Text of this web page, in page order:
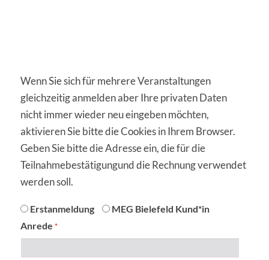
Wenn Sie sich für mehrere Veranstaltungen
gleichzeitig anmelden aber Ihre privaten Daten
nicht immer wieder neu eingeben möchten,
aktivieren Sie bitte die Cookies in Ihrem Browser.
Geben Sie bitte die Adresse ein, die für die
Teilnahmebestätigungund die Rechnung verwendet
werden soll.
anmeldung
Erstanmeldung
MEG Bielefeld Kund*in
Anrede *